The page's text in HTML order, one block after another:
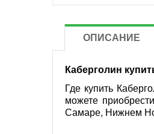
ОПИСАНИЕ
Каберголин
Где купить
можете
Самаре, Нижнем